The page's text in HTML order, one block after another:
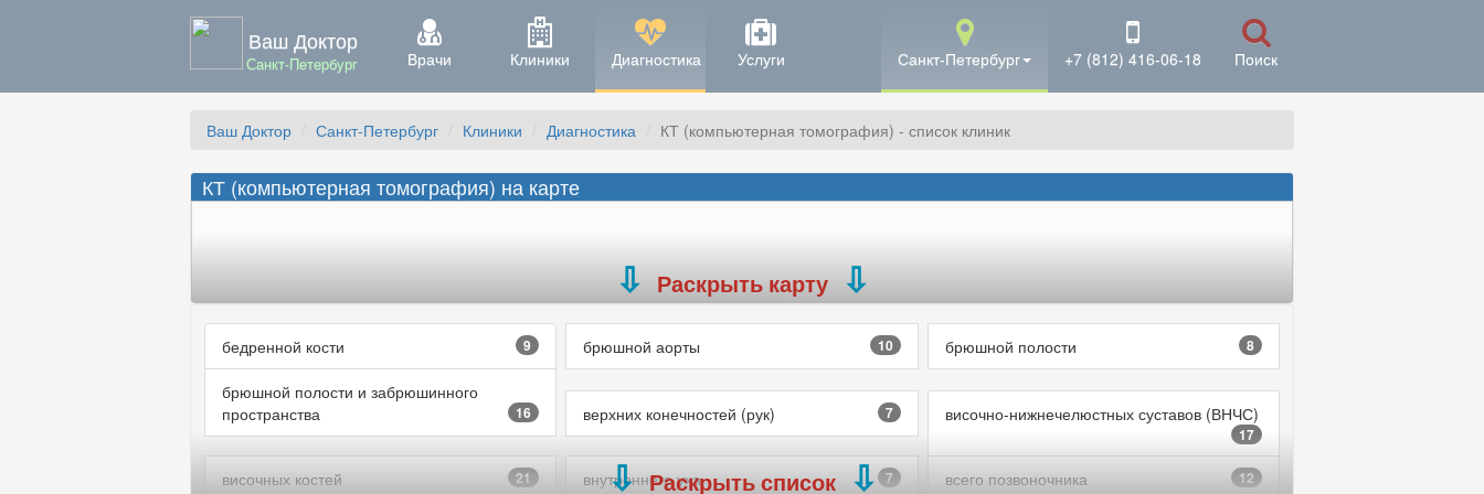
Ваш Доктор
Санкт-Петербург Врачи Клиники Диагностика Услуги Санкт-Петербург +7 (812) 416-06-18 Поиск
Ваш Доктор Санкт-Петербург Клиники Диагностика КТ (компьютерная томография) - список клиник
КТ (компьютерная томография) на карте
Раскрыть карту
бедренной кости 9 брюшной аорты 10 брюшной полости 8
брюшной полости и забрюшинного
пространства
16 верхних конечностей (рук) 7 височно-нижнечелюстных суставов (ВНЧС)
17
височных костей 21 внутреннего уха 7 всего позвоночника 12
Раскрыть список